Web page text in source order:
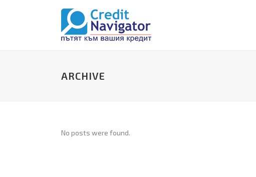
ARCHIVE
No posts were found.